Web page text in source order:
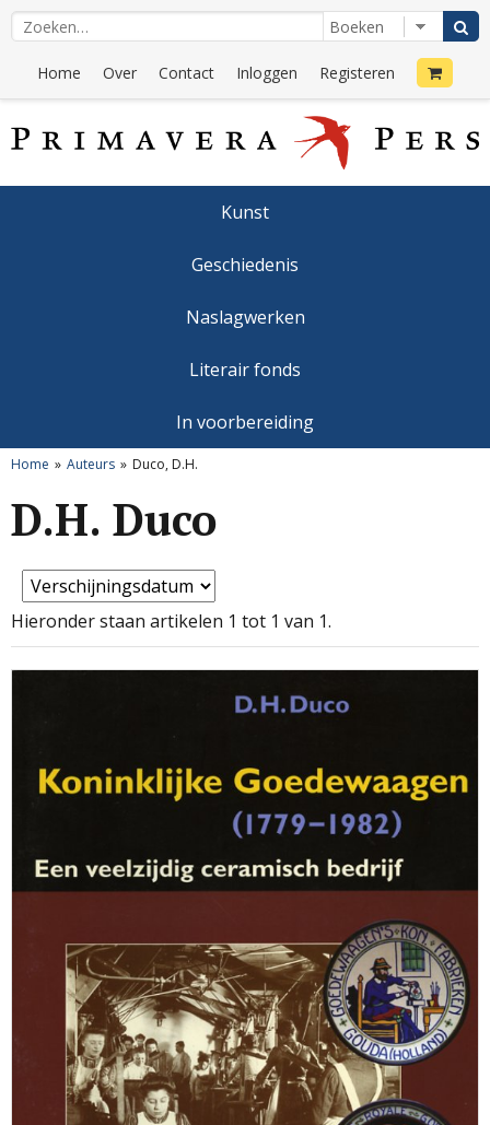
Home Over Contact Inloggen Registeren
Kunst
Geschiedenis
Naslagwerken
Literair fonds
In voorbereiding
Home Auteurs Duco, D.H.
D.H. Duco
Hieronder staan artikelen 1 tot 1 van 1.